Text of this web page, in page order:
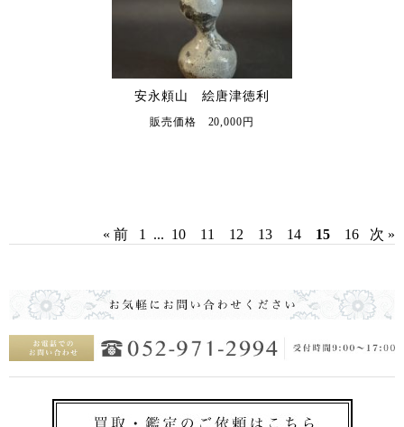
安永頼山 絵唐津徳利
販売価格 20,000円
« 前 1 ... 10 11 12 13 14 15 16 次 »